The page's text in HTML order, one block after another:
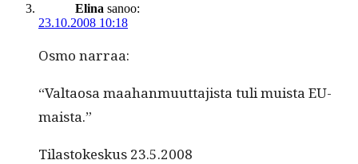
Elina sanoo:
23.10.2008 10:18
Osmo nar­raa:
“Val­taosa maa­han­muut­ta­jista tuli muista EU-
maista.”
Tilas­tokeskus 23.5.2008